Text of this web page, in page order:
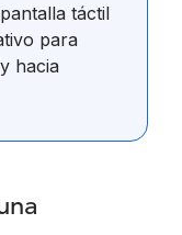
táctil
para
hacia